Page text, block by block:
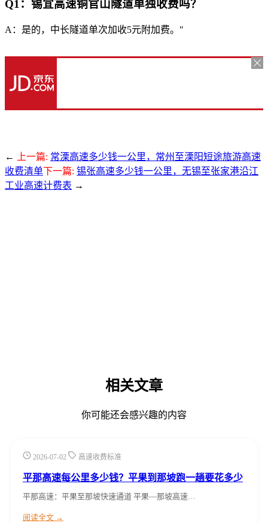
Q1：锡宜高速铜官山隧道单独收费吗？
A：是的，中长隧道单次加收5元附加费。"
← 上一篇: 常溧高速多少钱一公里，常州至溧阳短途旅游高速
收费清单下一篇: 锡张高速多少钱一公里，无锡至张家港沿江
工业高速计费表 →
相关文章
你可能还会感兴趣的内容
2026-07-02 高速收费标准
平那高速每公里多少钱？平果到那坡跑一趟要花多少
平那高速：平果至那坡快速通道 平果—那坡高速…
阅读全文 →